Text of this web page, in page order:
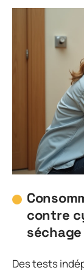
contre
séchage
Des tests